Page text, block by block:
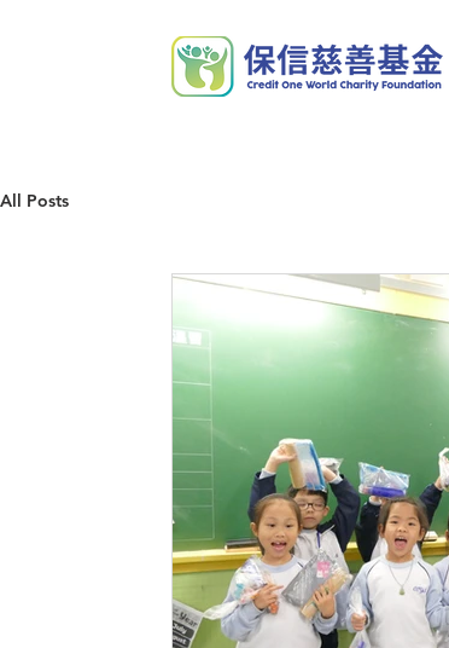
All Posts